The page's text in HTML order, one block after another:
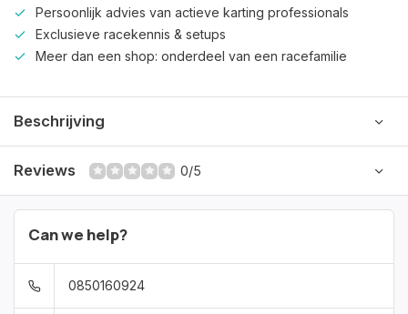
Persoonlijk advies van actieve karting professionals
Exclusieve racekennis & setups
Meer dan een shop: onderdeel van een racefamilie
Beschrijving
Reviews 0/5
Can we help?
0850160924